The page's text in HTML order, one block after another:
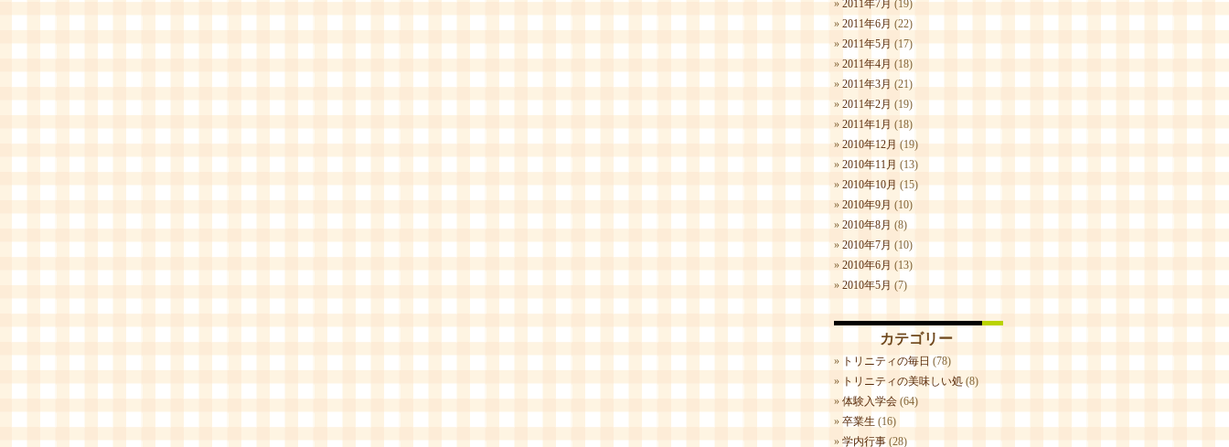
2011年7月 (19)
2011年6月 (22)
2011年5月 (17)
2011年4月 (18)
2011年3月 (21)
2011年2月 (19)
2011年1月 (18)
2010年12月 (19)
2010年11月 (13)
2010年10月 (15)
2010年9月 (10)
2010年8月 (8)
2010年7月 (10)
2010年6月 (13)
2010年5月 (7)
カテゴリー
トリニティの毎日 (78)
トリニティの美味しい処(8)
体験入学会 (64)
卒業生 (16)
学内行事 (28)